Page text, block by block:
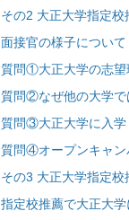
その2 大正大学指定
面接官の様子について
質問①大正大学の志望
質問②なぜ他の大学で
質問③大正大学に入学
質問④オープンキャン
その3 大正大学指定
指定校推薦で大正大